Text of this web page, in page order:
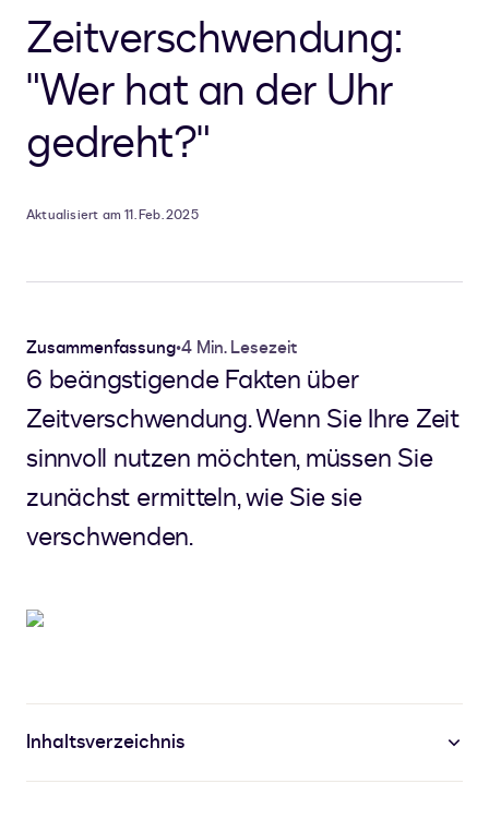
Zeitverschwendung:
"Wer hat an der Uhr
gedreht?"
Aktualisiert am 11. Feb. 2025
Zusammenfassung•4 Min. Lesezeit
6 beängstigende Fakten über
Zeitverschwendung. Wenn Sie Ihre Zeit
sinnvoll nutzen möchten, müssen Sie
zunächst ermitteln, wie Sie sie
verschwenden.
Inhaltsverzeichnis